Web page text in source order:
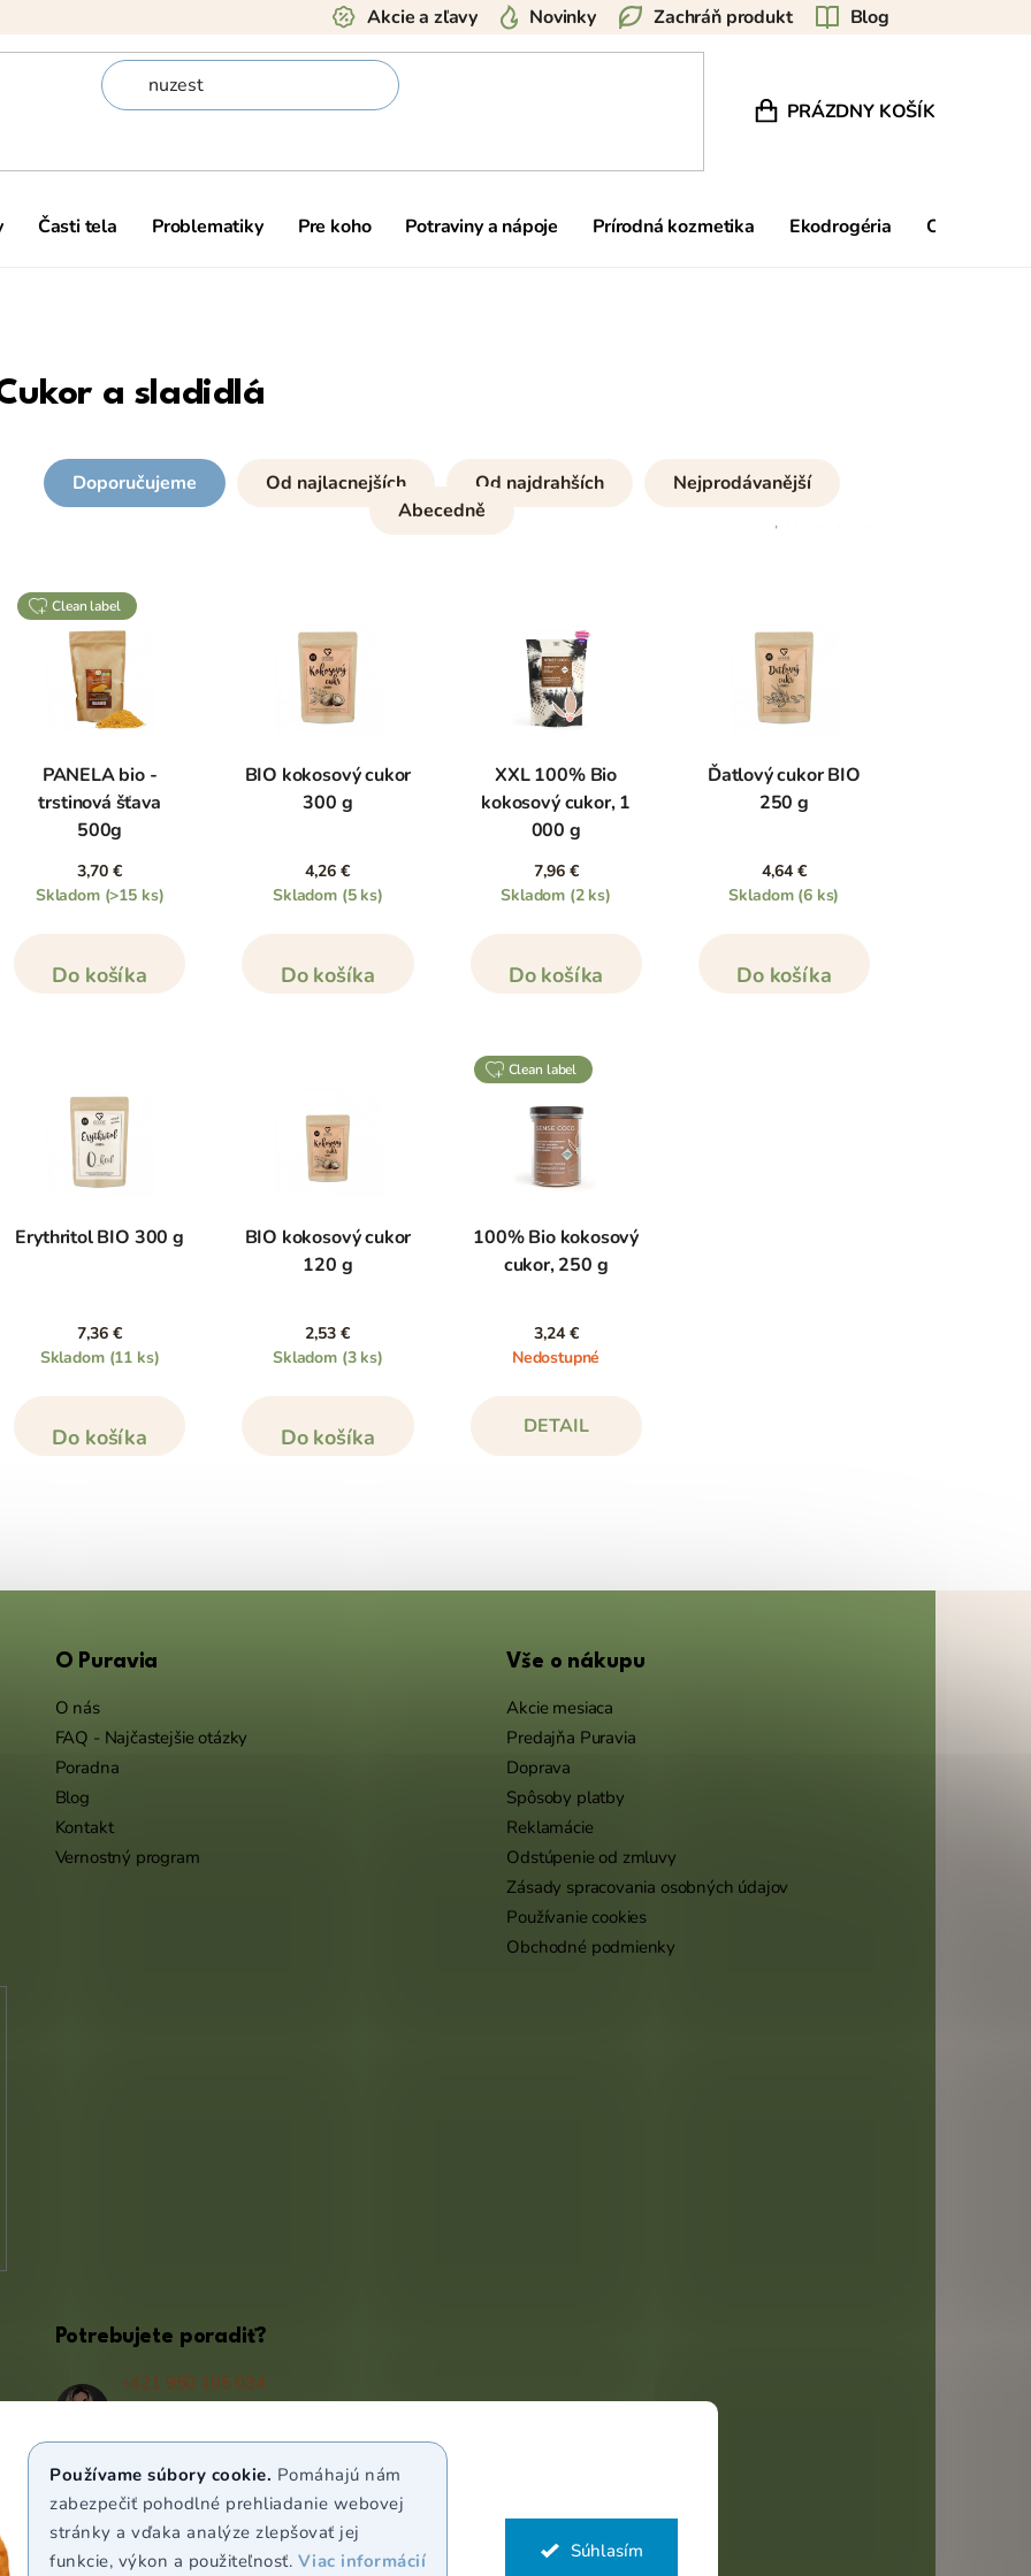
Používame súbory cookie. Pomáhajú nám
zabezpečiť pohodlné prehliadanie webovej
stránky a vďaka analýze zlepšovať jej
funkcie, výkon a použiteľnosť. Viac informácií Súhlasím
Blog
Zachráň produkt
Novinky
Akcie a zľavy
NÁKUPNÝ KOŠÍK
PRÁZDNY KOŠÍK
Časti tela Problematiky Pre koho Potraviny a nápoje Prírodná kozmetika Ekodrogéria Ostatné
a sladidlá
Doporučujeme Od najlacnejších Od najdrahších
Nejprodávanější
Abecedně
clean label
PANELA bio -
trstinová šťava
500g
3,70 €
Skladom (>15 ks)
Do košíka
BIO kokosový cukor
300 g
4,26 €
Skladom (5 ks)
Do košíka
XXL 100% Bio
kokosový cukor, 1
000 g
7,96 €
Skladom (2 ks)
Do košíka
Ďatlový cukor BIO
250 g
4,64 €
Skladom (6 ks)
Do košíka
Erythritol BIO 300 g
7,36 €
Skladom (11 ks)
Do košíka
BIO kokosový cukor
120 g
2,53 €
Skladom (3 ks)
Do košíka
clean label
100% Bio kokosový
cukor, 250 g
3,24 €
Nedostupné
DETAIL
O Puravia
O nás
FAQ - Najčastejšie otázky
Poradna
Blog
Kontakt
Vernostný program
Vše o nákupu
Akcie mesiaca
Predajňa Puravia
Doprava
Spôsoby platby
Reklamácie
Odstúpenie od zmluvy
Zásady spracovania osobných údajov
Používanie cookies
Obchodné podmienky
Potrebujete poradiť?
+421 950 105 034
info@puravia.sk
WhatsApp